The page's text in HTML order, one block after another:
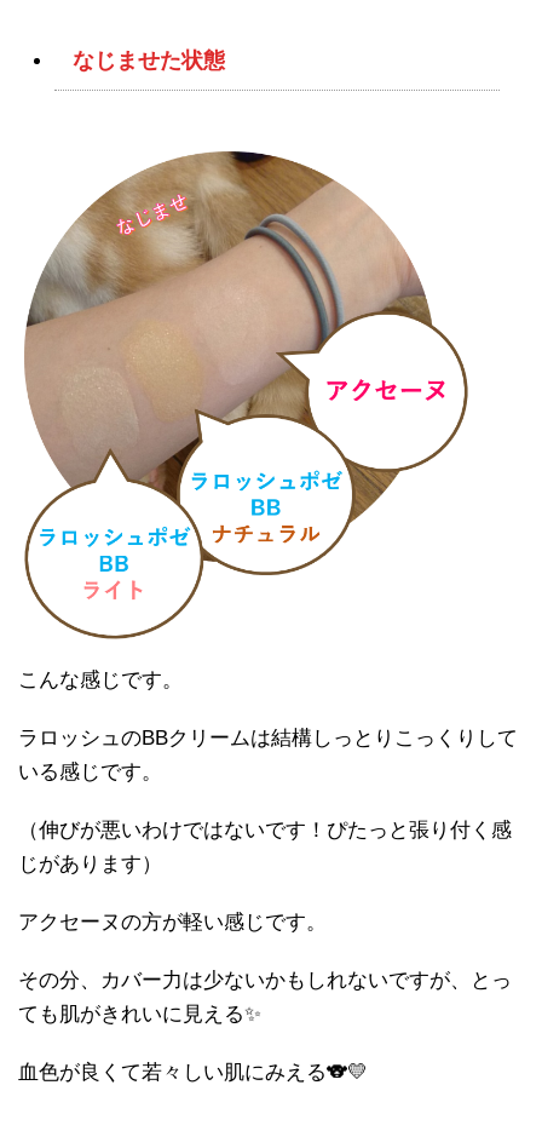
なじませた状態
こんな感じです。
ラロッシュのBBクリームは結構しっとりこっくりして
いる感じです。
（伸びが悪いわけではないです！ぴたっと張り付く感
じがあります）
アクセーヌの方が軽い感じです。
その分、カバー力は少ないかもしれないですが、とっ
ても肌がきれいに見える✨
血色が良くて若々しい肌にみえる🐨💛